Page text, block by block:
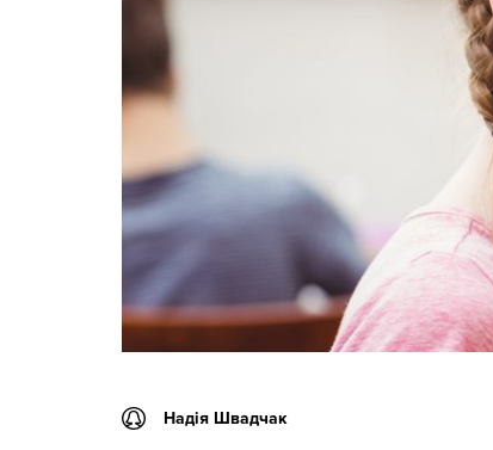
Надія Швадчак